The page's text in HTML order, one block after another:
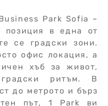
Park Sofia –
позиция в една от
се градски зони.
офис локация, а
хъб за живот,
ритъм. В
до метрото и бърз
път, 1 Park ви